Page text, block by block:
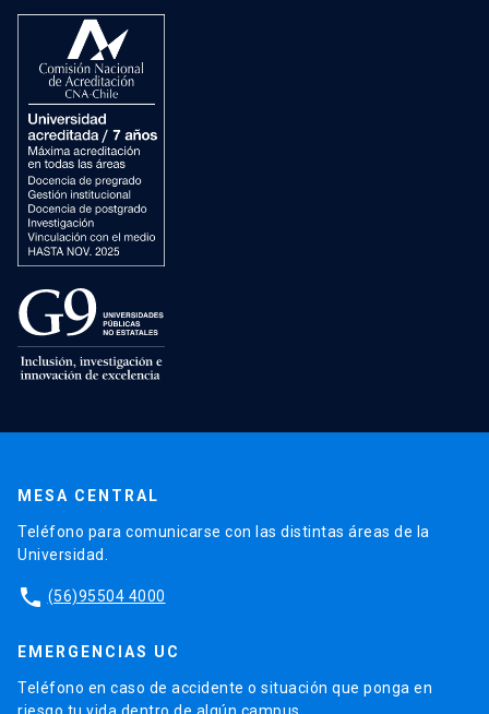
MESA CENTRAL
Teléfono para comunicarse con las distintas áreas de la
Universidad.
phone (56)95504 4000
EMERGENCIAS UC
Teléfono en caso de accidente o situación que ponga en